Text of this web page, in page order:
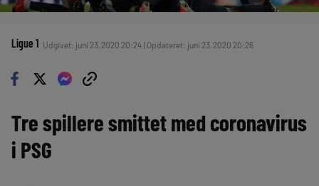
Ligue 1 Udgivet: juni 23, 2020 20:24 | Opdateret: juni 23, 2020 20:26
Tre spillere smittet med coronavirus
i PSG